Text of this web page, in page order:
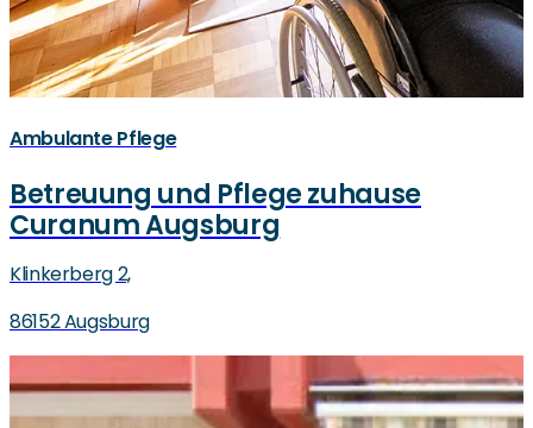
Ambulante Pflege
Betreuung und Pflege zuhause
Curanum Augsburg
Klinkerberg 2,
86152 Augsburg